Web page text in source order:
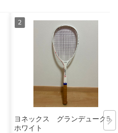
ヨネックス グランデューク50
ホワイト